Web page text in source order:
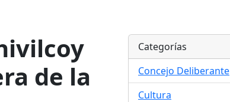
de la
Categorías
Concejo Deliberante
Cultura